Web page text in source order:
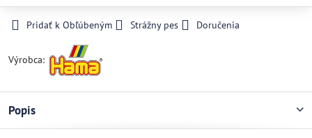
Pridať k Obľúbeným Strážny pes Doručenia
Výrobca:
Popis